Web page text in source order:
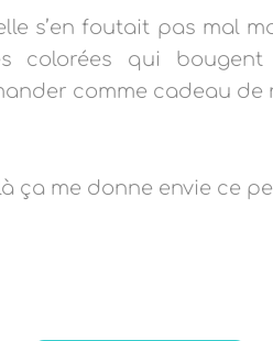
s’en foutait pas mal
colorées qui
comme cadeau de
ça me donne envie ce